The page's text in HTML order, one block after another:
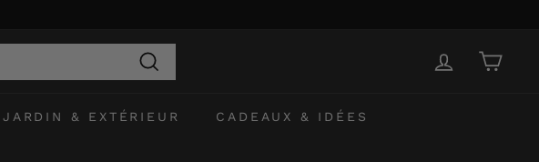
Recherche
JARDIN & EXTÉRIEUR CADEAUX & IDÉES